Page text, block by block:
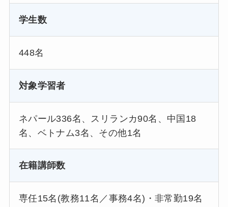
学生数
448名
対象学習者
ネパール336名、スリランカ90名、中国18
名、ベトナム3名、その他1名
在籍講師数
専任15名(教務11名／事務4名)・非常勤19名